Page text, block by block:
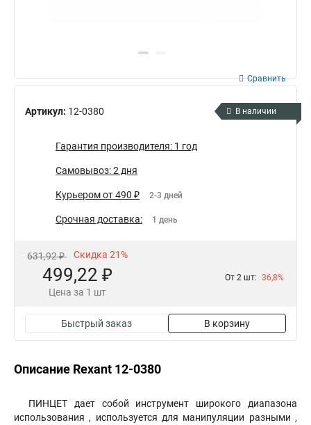
Артикул: 12-0380
Сравнить
В наличии
Гарантия производителя: 1 год
Самовывоз: 2 дня
Курьером от 490 ₽ 2-3 дней
Срочная доставка: 1 день
631,92 ₽ Скидка 21%
499,22 ₽
Цена за 1 шт
От 2 шт: 36,8%
Быстрый заказ В корзину
Описание Rexant 12-0380
ПИНЦЕТ дает собой инструмент широкого диапазона
использования , используется для манипуляции разными ,